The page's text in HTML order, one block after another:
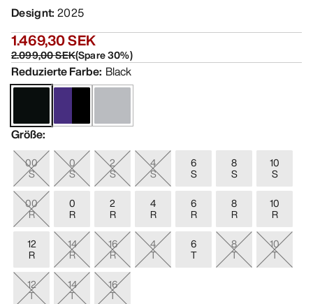
Designt: 2025
1.469,30 SEK
2.099,00 SEK(Spare30%)
Reduzierte Farbe: Black
Größe:
00
S
0
S
2
S
4
S
6
S
8
S
10
S
00
R
0
R
2
R
4
R
6
R
8
R
10
R
12
R
14
R
16
R
4
T
6
T
8
T
10
T
12
T
14
T
16
T